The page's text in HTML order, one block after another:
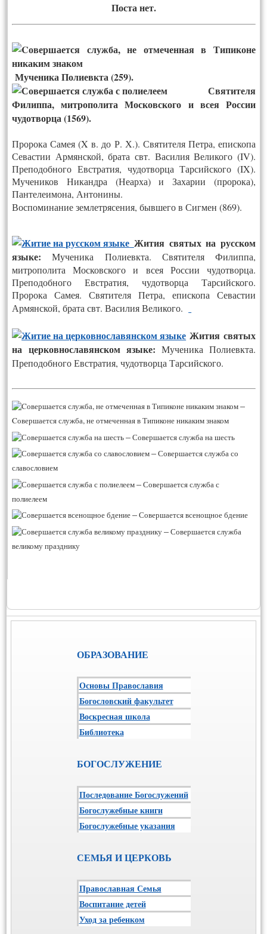
Пос­та нет.
Мученика Полиевкта (259).
Святителя
Филиппа, митрополита Московского и всея России
чудотворца (1569).
Пророка Самея (X в. до Р. Х.). Святителя Петра, епископа
Севастии Армянской, брата свт. Василия Великого (IV).
Преподобного Евстратия, чудотворца Тарсийского (IX).
Мучеников Никандра (Неарха) и Захарии (пророка),
Пантелеимона, Антонины.
Воспоминание землетрясения, бывшего в Сигмен (869).
Жития святых на русском
языке:
Мученика Полиевкта. Святителя Филиппа,
митрополита Московского и всея России чудотворца.
Преподобного Евстратия, чудотворца Тарсийского.
Пророка Самея. Святителя Петра, епископа Севастии
Армянской, брата свт. Василия Великого.
Жития святых
на церковнославянском языке: Мученика Полиевкта.
Преподобного Евстратия, чудотворца Тарсийского.
–
Cовершается служба, не отмеченная в Типиконе никаким знаком
–Совершается служба на шесть
–Совершается служба со
славословием
–Совершается служба с
полиелеем
–Совершается всенощное бдение
–Совершается служба
великому празднику
ОБРАЗОВАНИЕ
Основы Православия
Богословский факультет
Воскресная школа
Библиотека
БОГОСЛУЖЕНИЕ
Последование Богослужений
Богослужебные книги
Богослужебные указания
СЕМЬЯ И ЦЕРКОВЬ
Православная Семья
Воспитание детей
Уход за ребенком